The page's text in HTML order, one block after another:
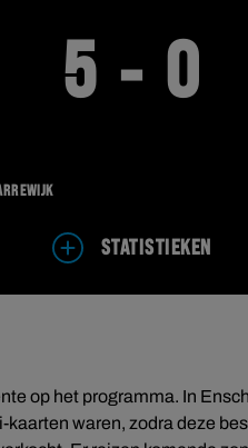
5 - 0
STATISTIEKEN
op het programma. In
waren, zodra deze